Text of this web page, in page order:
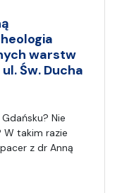
warstw
Św. Ducha
Nie
W takim razie
z dr Anną